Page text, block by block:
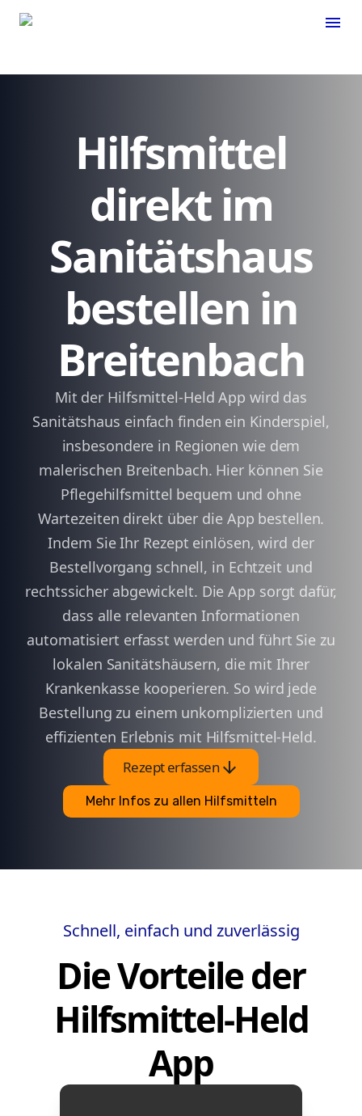
menu
Hilfsmittel
direkt im
Sanitätshaus
bestellen in
Breitenbach
Mit der Hilfsmittel-Held App wird das
Sanitätshaus einfach finden ein Kinderspiel,
insbesondere in Regionen wie dem
malerischen Breitenbach. Hier können Sie
Pflegehilfsmittel bequem und ohne
Wartezeiten direkt über die App bestellen.
Indem Sie Ihr Rezept einlösen, wird der
Bestellvorgang schnell, in Echtzeit und
rechtssicher abgewickelt. Die App sorgt dafür,
dass alle relevanten Informationen
automatisiert erfasst werden und führt Sie zu
lokalen Sanitätshäusern, die mit Ihrer
Krankenkasse kooperieren. So wird jede
Bestellung zu einem unkomplizierten und
effizienten Erlebnis mit Hilfsmittel-Held.
Rezept erfassenarrow_downward
Mehr Infos zu allen Hilfsmitteln
Schnell, einfach und zuverlässig
Die Vorteile der
Hilfsmittel-Held
App